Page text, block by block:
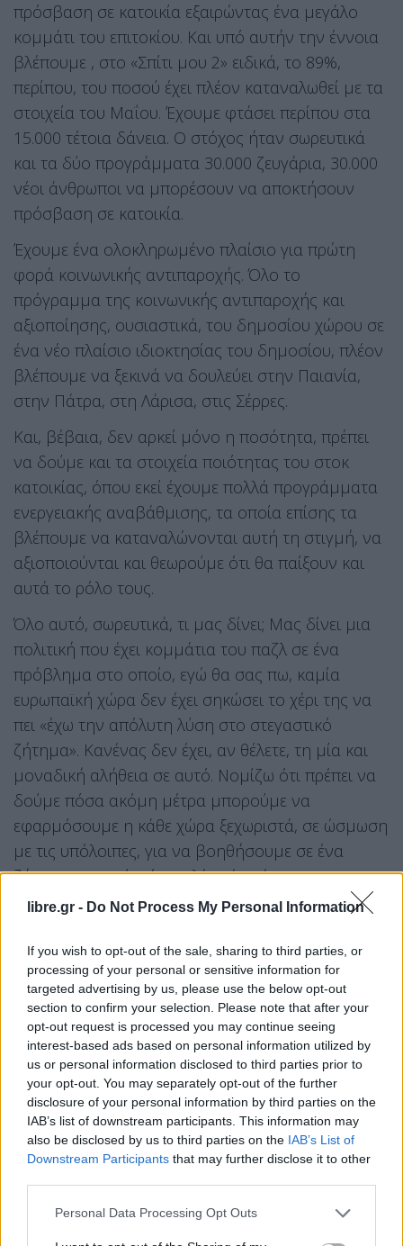
libre.gr - Do Not Process My Personal Information
If you wish to opt-out of the sale, sharing to third parties, or
processing of your personal or sensitive information for
targeted advertising by us, please use the below opt-out
section to confirm your selection. Please note that after your
opt-out request is processed you may continue seeing
interest-based ads based on personal information utilized by
us or personal information disclosed to third parties prior to
your opt-out. You may separately opt-out of the further
disclosure of your personal information by third parties on the
IAB’s list of downstream participants. This information may
also be disclosed by us to third parties on the IAB’s List of
Downstream Participants that may further disclose it to other
Personal Data Processing Opt Outs
πρόσβαση σε κατοικία εξαιρώντας ένα μεγάλο
κομμάτι του επιτοκίου. Και υπό αυτήν την έννοια
βλέπουμε , στο «Σπίτι μου 2» ειδικά, το 89%,
περίπου, του ποσού έχει πλέον καταναλωθεί με τα
στοιχεία του Μαΐου. Έχουμε φτάσει περίπου στα
15.000 τέτοια δάνεια. Ο στόχος ήταν σωρευτικά
και τα δύο προγράμματα 30.000 ζευγάρια, 30.000
νέοι άνθρωποι να μπορέσουν να αποκτήσουν
πρόσβαση σε κατοικία.
Έχουμε ένα ολοκληρωμένο πλαίσιο για πρώτη
φορά κοινωνικής αντιπαροχής. Όλο το
πρόγραμμα της κοινωνικής αντιπαροχής και
αξιοποίησης, ουσιαστικά, του δημοσίου χώρου σε
ένα νέο πλαίσιο ιδιοκτησίας του δημοσίου, πλέον
βλέπουμε να ξεκινά να δουλεύει στην Παιανία,
στην Πάτρα, στη Λάρισα, στις Σέρρες.
Και, βέβαια, δεν αρκεί μόνο η ποσότητα, πρέπει
να δούμε και τα στοιχεία ποιότητας του στοκ
κατοικίας, όπου εκεί έχουμε πολλά προγράμματα
ενεργειακής αναβάθμισης, τα οποία επίσης τα
βλέπουμε να καταναλώνονται αυτή τη στιγμή, να
αξιοποιούνται και θεωρούμε ότι θα παίξουν και
αυτά το ρόλο τους.
Όλο αυτό, σωρευτικά, τι μας δίνει; Μας δίνει μια
πολιτική που έχει κομμάτια του παζλ σε ένα
πρόβλημα στο οποίο, εγώ θα σας πω, καμία
ευρωπαϊκή χώρα δεν έχει σηκώσει το χέρι της να
πει «έχω την απόλυτη λύση στο στεγαστικό
ζήτημα». Κανένας δεν έχει, αν θέλετε, τη μία και
μοναδική αλήθεια σε αυτό. Νομίζω ότι πρέπει να
δούμε πόσα ακόμη μέτρα μπορούμε να
εφαρμόσουμε η κάθε χώρα ξεχωριστά, σε ώσμωση
με τις υπόλοιπες, για να βοηθήσουμε σε ένα
ζήτημα το οποίο, όπως λέτε, έχει έντονα
κοινωνικά χαρακτηριστικά.
θετικά και αρνητικά παραδείγματα. Δηλαδή, να
περιμένουμε (μιλήσατε για κίνητρα) και άλλες
παρεμβάσεις προς όφελος της τόνωσης της
προσφοράς. Διότι το «Σπίτι μου 1 και 2», μάλλον
θα έρθει και τρίτο, θα το δούμε αυτό, αλλά το
«Σπίτι μου 1 και 2», η κριτική λέει ότι πήγε και
ενίσχυσε τη ζήτηση, με αποτέλεσμα να σηκωθούν
οι τιμές, ενώ το πρόβλημα είναι η προσφορά.
Οπότε, τι να περιμένουμε;
πράγματα μαζί τα οποία βλέπουμε ότι δουλεύουν.